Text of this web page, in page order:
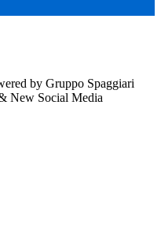
by Gruppo Spaggiari
New Social Media